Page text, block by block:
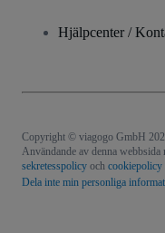
Hjälpcenter /
Copyright © viagogo GmbH
Användande av denna webbsida
sekretesspolicy och cookiepolicy
Dela inte min personliga